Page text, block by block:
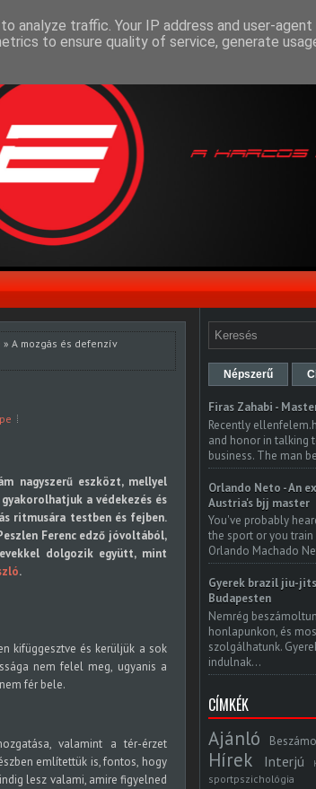
» A mozgás és defenzív
nagyszerű eszközt, mellyel
a védekezés és
ritmusára testben és fejben.
Ferenc edző jóvoltából,
dolgozik együtt, mint
.
kifüggesztve és kerüljük a sok
nem felel meg, ugyanis a
fér bele.
valamint a tér-érzet
említettük is, fontos, hogy
lesz valami, amire figyelned
Népszerű
Firas Zahabi -
Recently
and honor in talking
business. The man
Orlando Neto - An
Austria's bjj master
You've probably
the sport or you
Orlando Machado
Gyerek brazil jiu-
Budapesten
Nemrég
honlapunkon, és
szolgálhatunk.
indulnak...
CÍMKÉK
Ajánló
Hírek Interjú
sportpszichológia
analyze traffic. Your IP address and user-agent
to ensure quality of service, generate